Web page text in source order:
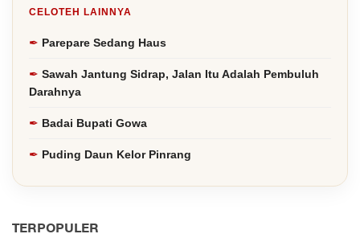
CELOTEH LAINNYA
Parepare Sedang Haus
Sawah Jantung Sidrap, Jalan Itu Adalah Pembuluh
Darahnya
Badai Bupati Gowa
Puding Daun Kelor Pinrang
TERPOPULER